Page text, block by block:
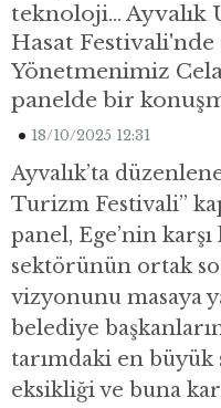
teknoloji... Ayvalık
Hasat Festivali'nde
Yönetmenimiz
panelde bir
18/10/2025 12:31
Ayvalık’ta
Turizm Festivali”
panel, Ege’nin
sektörünün ortak
vizyonunu masaya
belediye
tarımdaki en
eksikliği ve buna